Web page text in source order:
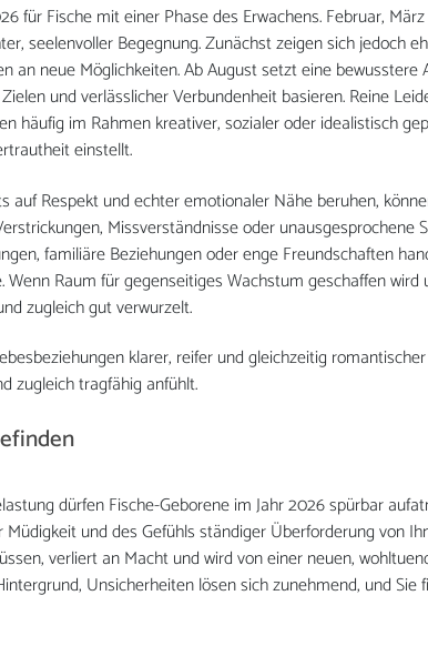
für Fische mit einer Phase des Erwachens. Februar,
seelenvoller Begegnung. Zunächst zeigen sich jedoch
an neue Möglichkeiten. Ab August setzt eine bewusstere
und verlässlicher Verbundenheit basieren. Reine
häufig im Rahmen kreativer, sozialer oder idealistisch
einstellt.
auf Respekt und echter emotionaler Nähe beruhen,
Missverständnisse oder unausgesprochene
familiäre Beziehungen oder enge Freundschaften
Raum für gegenseitiges Wachstum geschaffen
zugleich gut verwurzelt.
klarer, reifer und gleichzeitig
zugleich tragfähig anfühlt.
dürfen Fische-Geborene im Jahr 2026 spürbar
und des Gefühls ständiger Überforderung von
verliert an Macht und wird von einer neuen,
Unsicherheiten lösen sich zunehmend, und Sie